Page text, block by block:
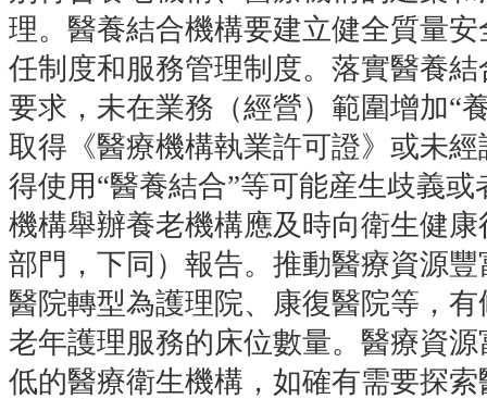
理。醫養結合機構要建立健全質量
任制度和服務管理制度。落實醫養
要求，未在業務（經營）範圍增加“
取得《醫療機構執業許可證》或未
得使用“醫養結合”等可能産生歧義
機構舉辦養老機構應及時向衛生健
部門，下同）報告。推動醫療資源
醫院轉型為護理院、康復醫院等，
老年護理服務的床位數量。醫療資
低的醫療衛生機構，如確有需要探